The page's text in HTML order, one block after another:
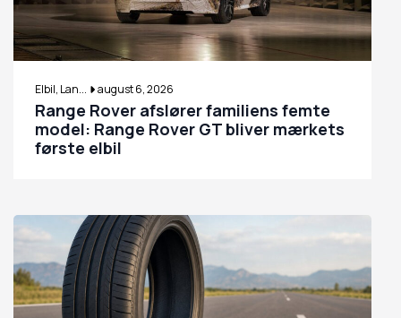
Elbil, Lan... august 6, 2026
Range Rover afslører familiens femte
model: Range Rover GT bliver mærkets
første elbil